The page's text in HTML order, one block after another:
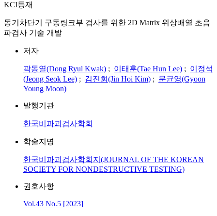
KCI등재
동기차단기 구동링크부 검사를 위한 2D Matrix 위상배열 초음
파검사 기술 개발
저자
곽동열(Dong Ryul Kwak) ; 이태훈(Tae Hun Lee) ; 이정석
(Jeong Seok Lee) ; 김진회(Jin Hoi Kim) ; 문균영(Gyoon
Young Moon)
발행기관
한국비파괴검사학회
학술지명
한국비파괴검사학회지(JOURNAL OF THE KOREAN
SOCIETY FOR NONDESTRUCTIVE TESTING)
권호사항
Vol.43 No.5 [2023]